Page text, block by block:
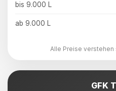
bis 9.000 L
ab 9.000 L
Alle Preise verstehen
GFK